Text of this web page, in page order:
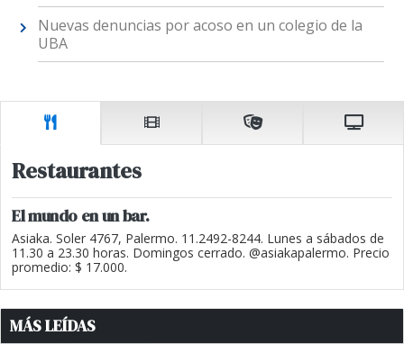
Nuevas denuncias por acoso en un colegio de la
UBA
Restaurantes
El mundo en un bar.
Asiaka. Soler 4767, Palermo. 11.2492-8244. Lunes a sábados de
11.30 a 23.30 horas. Domingos cerrado. @asiakapalermo. Precio
promedio: $ 17.000.
MÁS LEÍDAS